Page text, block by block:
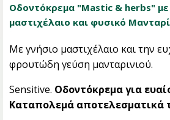
Οδοντόκρεμα "Μastic & herbs"
μαστιχέλαιο και φυσικό
Με γνήσιο μαστιχέλαιο και την
φρουτώδη γεύση μανταρινιού.
Sensitive. Οδοντόκρεμα για
Καταπολεμά αποτελεσματικά